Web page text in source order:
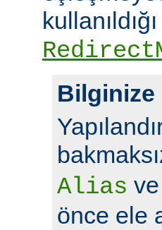
Bilginize
Alias ve
önce ele